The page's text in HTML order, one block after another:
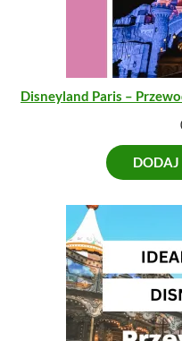
Disneyland Paris –
DODAJ